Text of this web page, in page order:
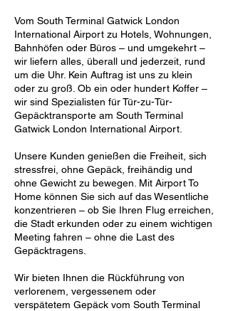
Vom South Terminal Gatwick London
International Airport zu Hotels, Wohnungen,
Bahnhöfen oder Büros – und umgekehrt –
wir liefern alles, überall und jederzeit, rund
um die Uhr. Kein Auftrag ist uns zu klein
oder zu groß. Ob ein oder hundert Koffer –
wir sind Spezialisten für Tür-zu-Tür-
Gepäcktransporte am South Terminal
Gatwick London International Airport.
Unsere Kunden genießen die Freiheit, sich
stressfrei, ohne Gepäck, freihändig und
ohne Gewicht zu bewegen. Mit Airport To
Home können Sie sich auf das Wesentliche
konzentrieren – ob Sie Ihren Flug erreichen,
die Stadt erkunden oder zu einem wichtigen
Meeting fahren – ohne die Last des
Gepäcktragens.
Wir bieten Ihnen die Rückführung von
verlorenem, vergessenem oder
verspätetem Gepäck vom South Terminal